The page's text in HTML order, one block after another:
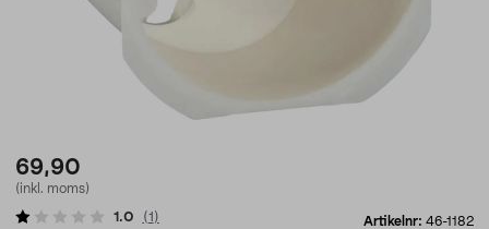
69,90
(inkl. moms)
Artikelnr: 46-1182
1.0 (1 )